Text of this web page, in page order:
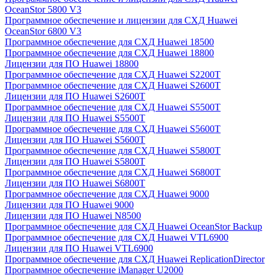
OceanStor 5800 V3
Программное обеспечение и лицензии для СХД Huawei
OceanStor 6800 V3
Программное обеспечение для СХД Huawei 18500
Программное обеспечение для СХД Huawei 18800
Лицензии для ПО Huawei 18800
Программное обеспечение для СХД Huawei S2200T
Программное обеспечение для СХД Huawei S2600T
Лицензии для ПО Huawei S2600T
Программное обеспечение для СХД Huawei S5500T
Лицензии для ПО Huawei S5500T
Программное обеспечение для СХД Huawei S5600T
Лицензии для ПО Huawei S5600T
Программное обеспечение для СХД Huawei S5800T
Лицензии для ПО Huawei S5800T
Программное обеспечение для СХД Huawei S6800T
Лицензии для ПО Huawei S6800T
Программное обеспечение для СХД Huawei 9000
Лицензии для ПО Huawei 9000
Лицензии для ПО Huawei N8500
Программное обеспечение для СХД Huawei OceanStor Backup
Программное обеспечение для СХД Huawei VTL6900
Лицензии для ПО Huawei VTL6900
Программное обеспечение для СХД Huawei ReplicationDirector
Программное обеспечение iManager U2000